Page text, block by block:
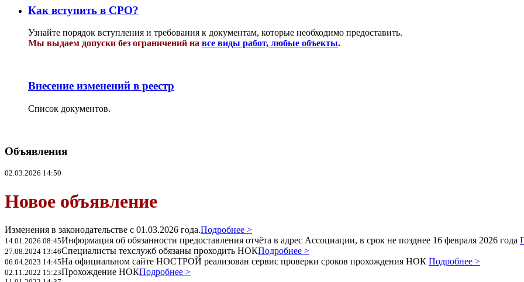
Как вступить в СРО?
Узнайте порядок вступления и требования к документам, которые необходимо предоставить.
Мы выдаем допуски без ограничений на все виды работ, любые объекты.
Внесение изменений в реестр
Список документов.
Объявления
02.03.2026 14:50
Новое объявление
Изменения в законодательстве с 01.03.2026 года.Подробнее >
14.01.2026 08:45Информация об обязанности предоставления отчёта в адрес Ассоциации, в срок не позднее 16 февраля 2026 года
27.08.2024 13:46Специалисты техслужб обязаны проходить НОКПодробнее >
06.04.2023 14:45На официальном сайте НОСТРОЙ реализован сервис проверки сроков прохождения НОК Подробнее >
02.11.2022 15:23Прохождение НОКПодробнее >